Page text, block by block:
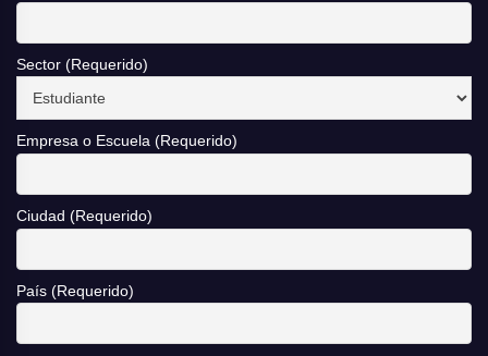
Sector (Requerido)
Empresa o Escuela (Requerido)
Ciudad (Requerido)
País (Requerido)